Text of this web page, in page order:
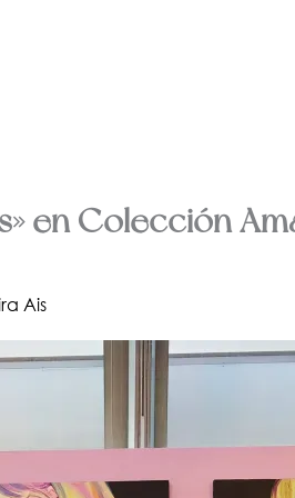
en Colección
Ais